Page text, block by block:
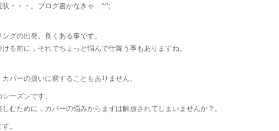
状・・・。ブログ書かなきゃ…^^;
グの出発。良くある事です。
る前に，それでちょっと悩んで仕舞う事もありますね。
バーの扱いに窮することもありません。
ーズンです。
むために，カバーの悩みからまずは解放されてしまいませんか？。
。